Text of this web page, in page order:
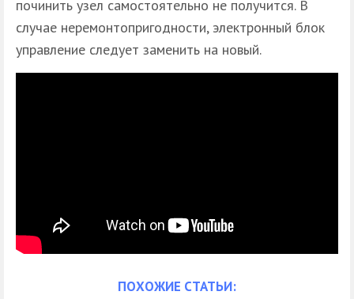
починить узел самостоятельно не получится. В
случае неремонтопригодности, электронный блок
управление следует заменить на новый.
ПОХОЖИЕ СТАТЬИ: